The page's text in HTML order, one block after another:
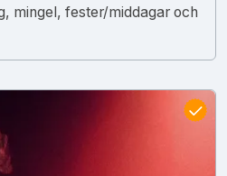
mingel, fester/middagar och